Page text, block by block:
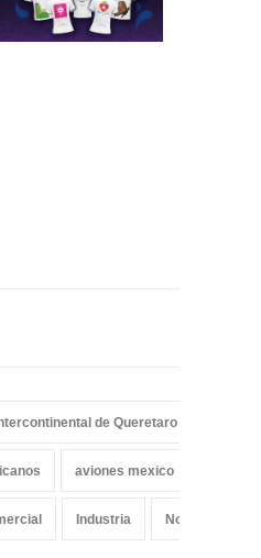
de Queretaro
aviones mexico
Industria Noticias